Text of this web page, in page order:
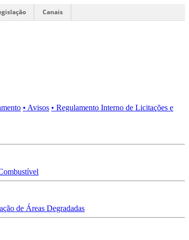
Canais
• Avisos • Regulamento Interno de Licitações e
de Áreas Degradadas